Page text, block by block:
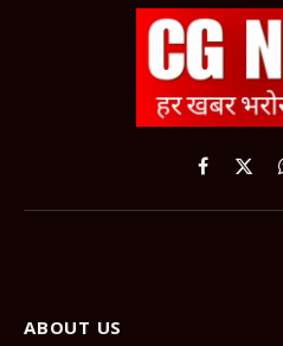
Facebook
X
ABOUT US